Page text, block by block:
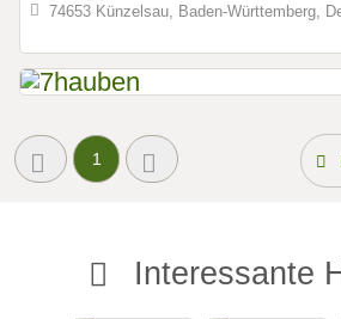
74653 Künzelsau, Baden-Württemberg,
1
Interessante